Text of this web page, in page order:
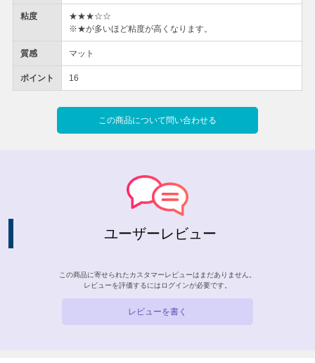
粘度
★★★☆☆
※★が多いほど粘度が高くなります。
質感 マット
ポイント 16
この商品について問い合わせる
ユーザーレビュー
この商品に寄せられたカスタマーレビューはまだありません。
レビューを評価するには ログインが必要です。
レビューを書く